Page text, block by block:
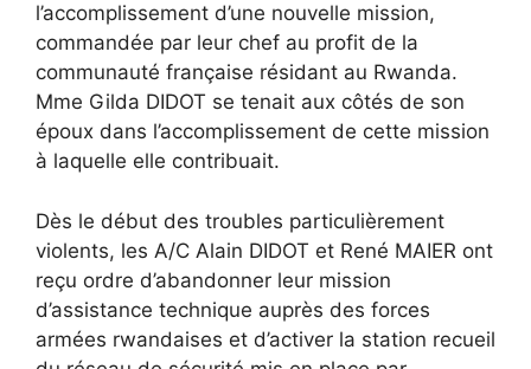
l’accomplissement d’une nouvelle mission,
commandée par leur chef au profit de la
communauté française résidant au Rwanda.
Mme Gilda DIDOT se tenait aux côtés de son
époux dans l’accomplissement de cette mission
à laquelle elle contribuait.
Dès le début des troubles particulièrement
violents, les A/C Alain DIDOT et René MAIER ont
reçu ordre d’abandonner leur mission
d’assistance technique auprès des forces
armées rwandaises et d’activer la station recueil